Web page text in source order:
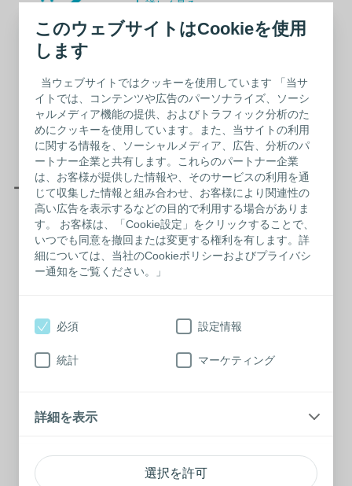
このウェブサイトはCookieを使用
します
当ウェブサイトではクッキーを使用しています 「当サ
イトでは、コンテンツや広告のパーソナライズ、ソーシ
ャルメディア機能の提供、およびトラフィック分析のた
めにクッキーを使用しています。また、当サイトの利用
に関する情報を、ソーシャルメディア、広告、分析のパ
ートナー企業と共有します。これらのパートナー企業
は、お客様が提供した情報や、そのサービスの利用を通
じて収集した情報と組み合わせ、お客様により関連性の
高い広告を表示するなどの目的で利用する場合がありま
す。 お客様は、「Cookie設定」をクリックすることで、
いつでも同意を撤回または変更する権利を有します。詳
細については、当社のCookieポリシーおよびプライバシ
ー通知をご覧ください。」
選択を許可
必須 設定情報
統計 マーケティング
詳細を表示
詳しく見る
カウンセリングサービ
ス
詳しく見る
ー キャリア支援への取り組み ー
社内公募制度
詳しく見る
ビジネスEラーニング
詳しく見る
TOEIC大台突破アワー
ド